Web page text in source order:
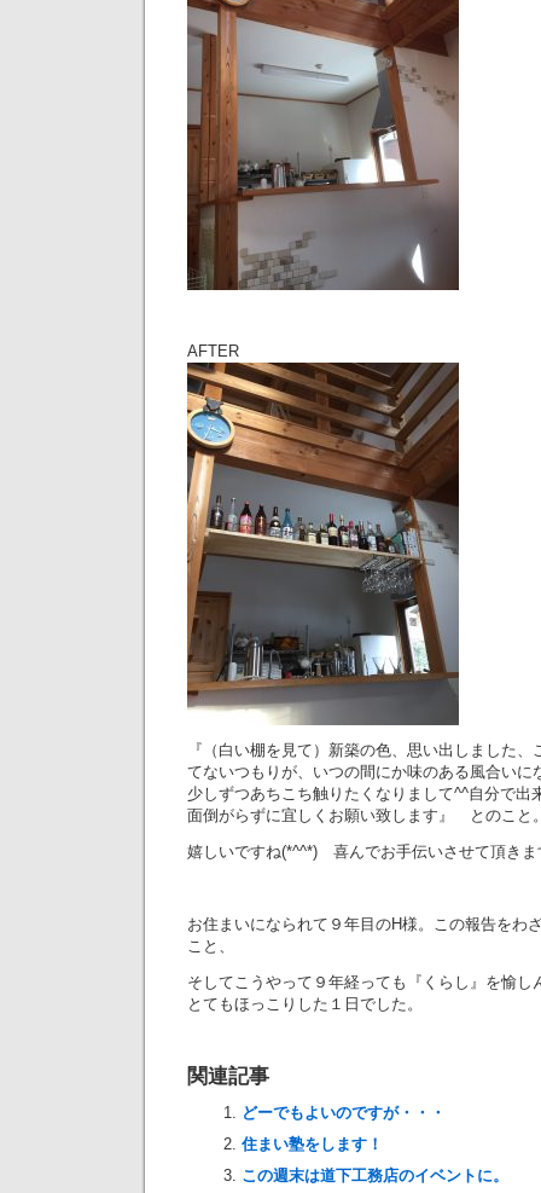
AFTER
『（白い棚を見て）新築の色、思い出しました
てないつもりが、いつの間にか味のある風合いに
少しずつあちこち触りたくなりまして^^自分で出
面倒がらずに宜しくお願い致します』 とのこと
嬉しいですね(*^^*) 喜んでお手伝いさせて頂きま
お住まいになられて９年目のH様。この報告をわ
こと、
そしてこうやって９年経っても『くらし』を愉し
とてもほっこりした１日でした。
関連記事
どーでもよいのですが・・・
住まい塾をします！
この週末は道下工務店のイベントに。